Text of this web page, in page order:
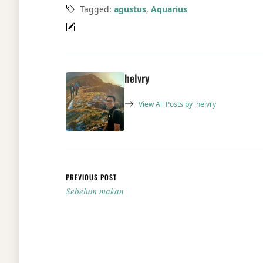
Tagged: agustus, Aquarius
helvry
View All Posts by helvry
Post navigation
PREVIOUS POST
Sebelum makan